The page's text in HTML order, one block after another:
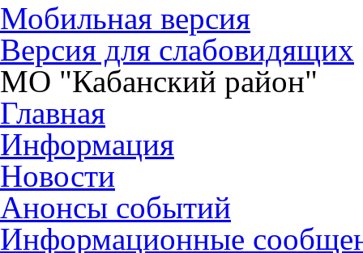
Мобильная версия
Версия для слабовидящих
МО "Кабанский район"
Главная
Информация
Новости
Анонсы событий
Информационные